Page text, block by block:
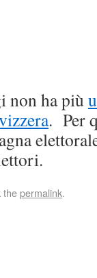
non ha più
. Per
thepermalink.